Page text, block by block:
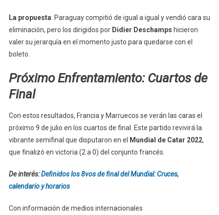
La propuesta: Paraguay compitió de igual a igual y vendió cara su
eliminación, pero los dirigidos por Didier Deschamps hicieron
valer su jerarquía en el momento justo para quedarse con el
boleto.
Próximo Enfrentamiento: Cuartos de
Final
Con estos resultados, Francia y Marruecos se verán las caras el
próximo 9 de julio en los cuartos de final. Este partido revivirá la
vibrante semifinal que disputaron en el Mundial de Catar 2022,
que finalizó en victoria (2 a 0) del conjunto francés.
De interés:Definidos los 8vos de final del Mundial: Cruces,
calendario y horarios
Con información de medios internacionales